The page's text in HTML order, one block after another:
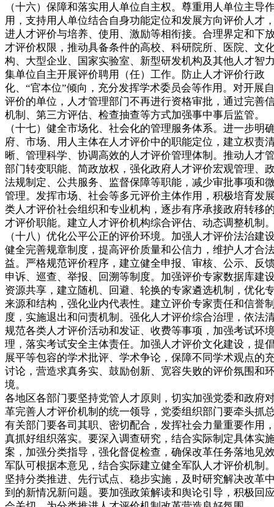
（十六）保障和落实用人单位自主权。尊重用人单位主导
用，支持用人单位结合自身功能定位和发展方向评价人才
进人才评价与培养、使用、激励等相衔接。合理界定和下
才评价权限，推动具备条件的高校、科研院所、医院、文
构、大型企业、国家实验室、新型研发机构及其他人才智
集单位自主开展评价聘用（任）工作。防止人才评价行政
化、“官本位”倾向，充分发挥学术委员会等作用。对开展
评价的单位，人才管理部门不再进行资格审批，通过完善
机制、第三方评估、检查抽查等方式加强事中事后监管。
（十七）健全市场化、社会化的管理服务体系。进一步明
府、市场、用人主体在人才评价中的职能定位，建立权责
晰、管理科学、协调高效的人才评价管理体制。推动人才
部门转变职能、简政放权，强化政府人才评价宏观管理、
法规制定、公共服务、监督保障等职能，减少审批事项和
管理。发挥市场、社会等多元评价主体作用，积极培育发
类人才评价社会组织和专业机构，逐步有序承接政府转移
才评价职能。建立人才评价机构综合评估、动态调整机制
（十八）优化公平公正的评价环境。加强人才评价法治建
健全完善规章制度，提高评价质量和公信力，维护人才合
益。严格规范评价程序，建立健全申报、审核、公示、反
申诉、巡查、举报、回溯等制度。加强评价专家数据库建
资源共享，建立随机、回避、轮换的专家遴选机制，优化
来源和结构，强化业内代表性。建立评价专家责任和信誉
度，实施退出和问责机制。强化人才评价综合治理，依法
规范各类人才评价活动和发证、收费等事项，加强考试环
理，落实考试安全主体责任。加强人才评价文化建设，提
展平等包容的学术批评、学术争论，保障不同学术观点的
讨论，营造求真务实、鼓励创新、宽容失败的评价氛围和
境。
各地区各部门要坚持党管人才原则，切实加强党委和政府
革完善人才评价机制的统一领导，党委组织部门要牵头抓
有关部门要各司其职、密切配合，发挥社会力量重要作用
真抓好组织落实。要深入调查研究，结合实际制定具体实
案，加强分类指导，强化督促检查，确保改革任务落地见
军队可根据本意见，结合实际建立健全军队人才评价机制
坚持分类推进、先行试点、稳步实施，及时研究解决改革
到的新情况新问题。要加强政策解读和舆论引导，积极回